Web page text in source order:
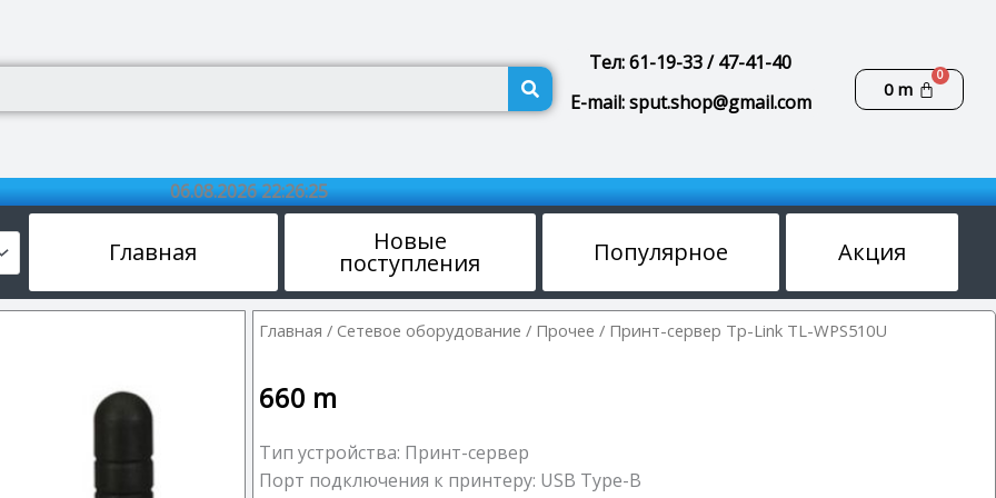
Поиск Тел: 61-19-33 / 47-41-40
E-mail: sput.shop@gmail.com
0m
06.08.2026 22:26:26
Главная Новые
поступления Популярное Акция
Главная / Сетевое оборудование / Прочее / Принт-сервер Tp-Link TL-WPS510U
660 m
Тип устройства: Принт-сервер
Порт подключения к принтеру: USB Type-B